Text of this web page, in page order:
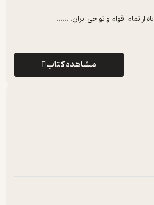
تمام اقوام و نواحی ایران. ......
مشاهده کتاب